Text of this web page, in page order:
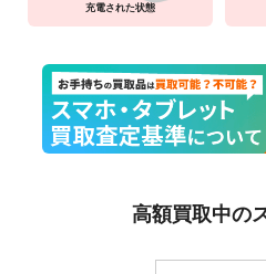
充電された状態
高額買取中の